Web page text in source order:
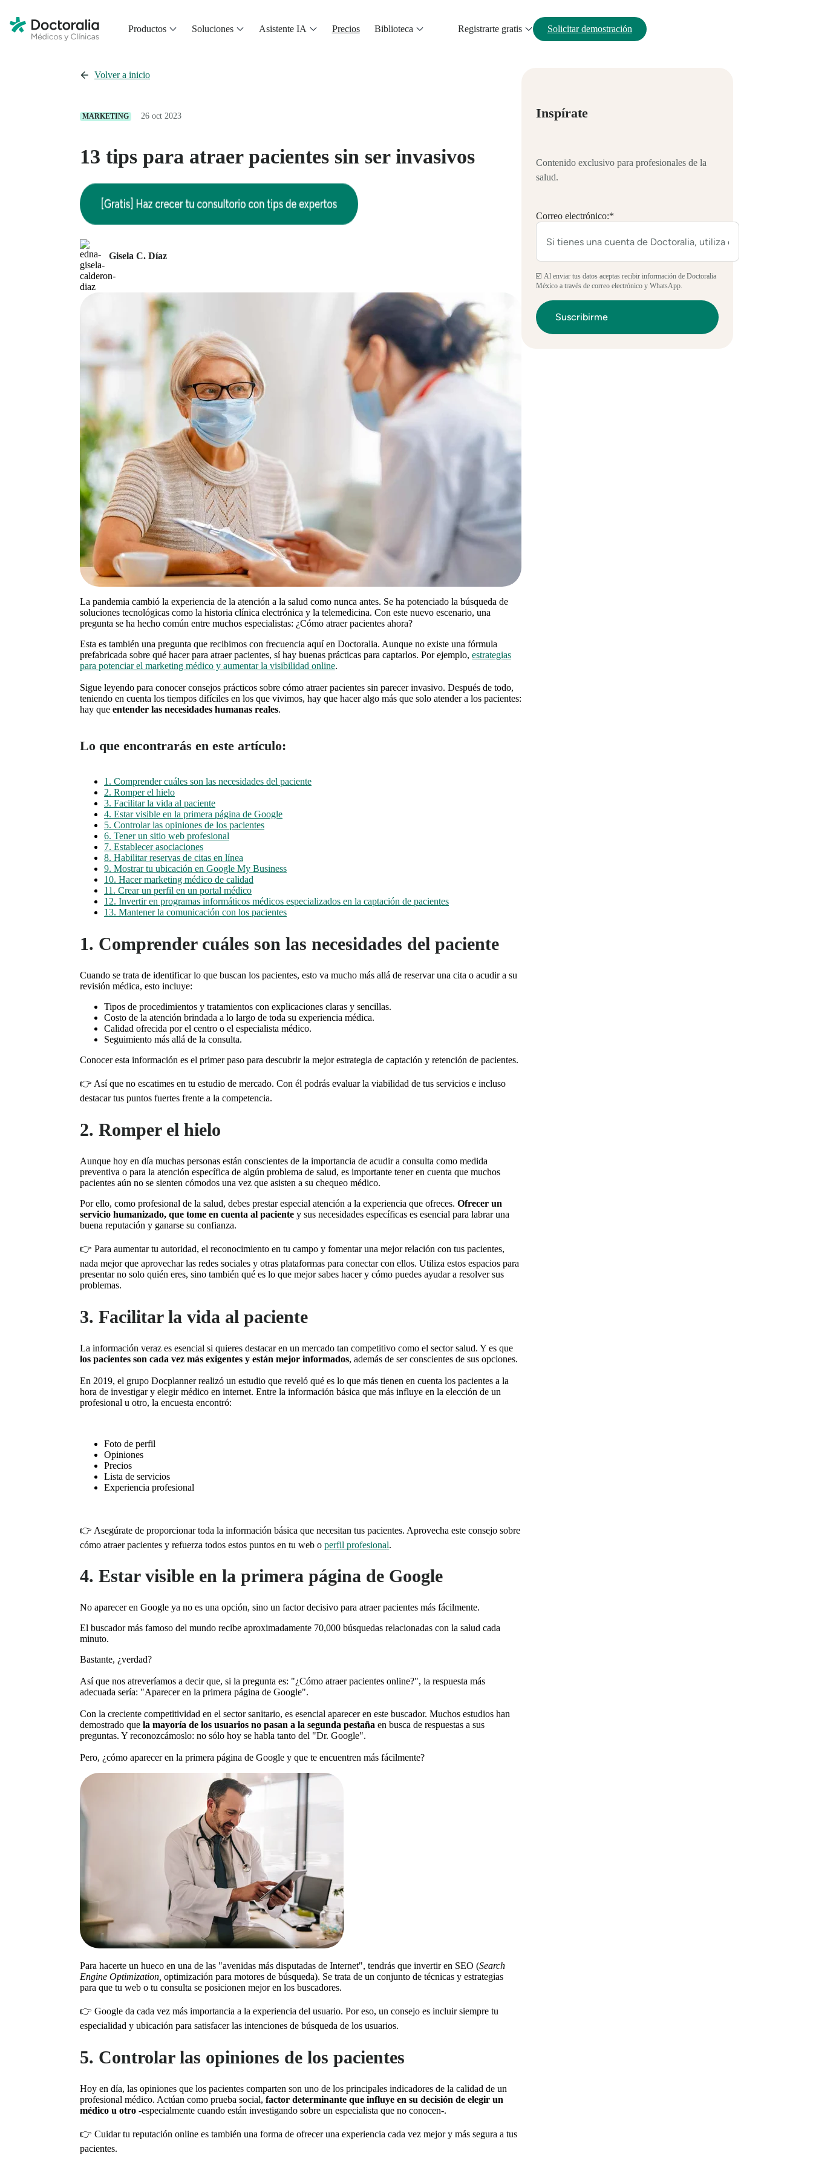
Productos Soluciones Asistente IA Precios Biblioteca Registrarte gratis Solicitar demostración
Volver a inicio
MARKETING 26 oct 2023
13 tips para atraer pacientes sin ser invasivos
Gisela C. Díaz
La pandemia cambió la experiencia de la atención a la salud como nunca antes. Se ha potenciado la búsqueda de
soluciones tecnológicas como la historia clínica electrónica y la telemedicina. Con este nuevo escenario, una
pregunta se ha hecho común entre muchos especialistas: ¿Cómo atraer pacientes ahora?
Esta es también una pregunta que recibimos con frecuencia aquí en Doctoralia. Aunque no existe una fórmula
prefabricada sobre qué hacer para atraer pacientes, sí hay buenas prácticas para captarlos. Por ejemplo, estrategias
para potenciar el marketing médico y aumentar la visibilidad online.
Sigue leyendo para conocer consejos prácticos sobre cómo atraer pacientes sin parecer invasivo. Después de todo,
teniendo en cuenta los tiempos difíciles en los que vivimos, hay que hacer algo más que solo atender a los pacientes:
hay que entender las necesidades humanas reales.
Lo que encontrarás en este artículo:
1. Comprender cuáles son las necesidades del paciente
2. Romper el hielo
3. Facilitar la vida al paciente
4. Estar visible en la primera página de Google
5. Controlar las opiniones de los pacientes
6. Tener un sitio web profesional
7. Establecer asociaciones
8. Habilitar reservas de citas en línea
9. Mostrar tu ubicación en Google My Business
10. Hacer marketing médico de calidad
11. Crear un perfil en un portal médico
12. Invertir en programas informáticos médicos especializados en la captación de pacientes
13. Mantener la comunicación con los pacientes
1. Comprender cuáles son las necesidades del paciente
Cuando se trata de identificar lo que buscan los pacientes, esto va mucho más allá de reservar una cita o acudir a su
revisión médica, esto incluye:
Tipos de procedimientos y tratamientos con explicaciones claras y sencillas.
Costo de la atención brindada a lo largo de toda su experiencia médica.
Calidad ofrecida por el centro o el especialista médico.
Seguimiento más allá de la consulta.
Conocer esta información es el primer paso para descubrir la mejor estrategia de captación y retención de pacientes.
👉 Así que no escatimes en tu estudio de mercado. Con él podrás evaluar la viabilidad de tus servicios e incluso
destacar tus puntos fuertes frente a la competencia.
2. Romper el hielo
Aunque hoy en día muchas personas están conscientes de la importancia de acudir a consulta como medida
preventiva o para la atención específica de algún problema de salud, es importante tener en cuenta que muchos
pacientes aún no se sienten cómodos una vez que asisten a su chequeo médico.
Por ello, como profesional de la salud, debes prestar especial atención a la experiencia que ofreces. Ofrecer un
servicio humanizado, que tome en cuenta al paciente y sus necesidades específicas es esencial para labrar una
buena reputación y ganarse su confianza.
👉 Para aumentar tu autoridad, el reconocimiento en tu campo y fomentar una mejor relación con tus pacientes,
nada mejor que aprovechar las redes sociales y otras plataformas para conectar con ellos. Utiliza estos espacios para
presentar no solo quién eres, sino también qué es lo que mejor sabes hacer y cómo puedes ayudar a resolver sus
problemas.
3. Facilitar la vida al paciente
La información veraz es esencial si quieres destacar en un mercado tan competitivo como el sector salud. Y es que
los pacientes son cada vez más exigentes y están mejor informados, además de ser conscientes de sus opciones.
En 2019, el grupo Docplanner realizó un estudio que reveló qué es lo que más tienen en cuenta los pacientes a la
hora de investigar y elegir médico en internet. Entre la información básica que más influye en la elección de un
profesional u otro, la encuesta encontró:
Foto de perfil
Opiniones
Precios
Lista de servicios
Experiencia profesional
👉 Asegúrate de proporcionar toda la información básica que necesitan tus pacientes. Aprovecha este consejo sobre
cómo atraer pacientes y refuerza todos estos puntos en tu web o perfil profesional.
4. Estar visible en la primera página de Google
No aparecer en Google ya no es una opción, sino un factor decisivo para atraer pacientes más fácilmente.
El buscador más famoso del mundo recibe aproximadamente 70,000 búsquedas relacionadas con la salud cada
minuto.
Bastante, ¿verdad?
Así que nos atreveríamos a decir que, si la pregunta es: "¿Cómo atraer pacientes online?", la respuesta más
adecuada sería: "Aparecer en la primera página de Google".
Con la creciente competitividad en el sector sanitario, es esencial aparecer en este buscador. Muchos estudios han
demostrado que la mayoría de los usuarios no pasan a la segunda pestaña en busca de respuestas a sus
preguntas. Y reconozcámoslo: no sólo hoy se habla tanto del "Dr. Google".
Pero, ¿cómo aparecer en la primera página de Google y que te encuentren más fácilmente?
Para hacerte un hueco en una de las "avenidas más disputadas de Internet", tendrás que invertir en SEO (Search
Engine Optimization, optimización para motores de búsqueda). Se trata de un conjunto de técnicas y estrategias
para que tu web o tu consulta se posicionen mejor en los buscadores.
👉 Google da cada vez más importancia a la experiencia del usuario. Por eso, un consejo es incluir siempre tu
especialidad y ubicación para satisfacer las intenciones de búsqueda de los usuarios.
5. Controlar las opiniones de los pacientes
Hoy en día, las opiniones que los pacientes comparten son uno de los principales indicadores de la calidad de un
profesional médico. Actúan como prueba social, factor determinante que influye en su decisión de elegir un
médico u otro -especialmente cuando están investigando sobre un especialista que no conocen-.
👉 Cuidar tu reputación online es también una forma de ofrecer una experiencia cada vez mejor y más segura a tus
pacientes.
Inspírate
Contenido exclusivo para profesionales de la
salud.
Correo electrónico:*
☑️ Al enviar tus datos aceptas recibir información de Doctoralia
México a través de correo electrónico y WhatsApp.